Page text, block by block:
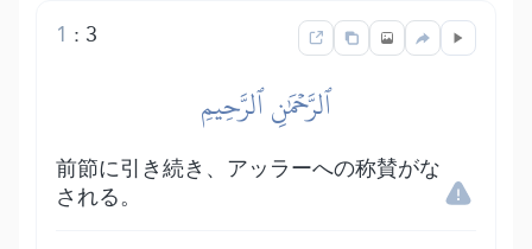
3
:
1
ٱلرَّحۡمَٰنِ ٱلرَّحِيمِ
前節に引き続き、アッラーへの称賛がな
される。